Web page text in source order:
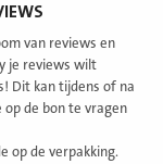
van reviews en
je reviews wilt
Dit kan tijdens of na
op de bon te vragen
op de verpakking.